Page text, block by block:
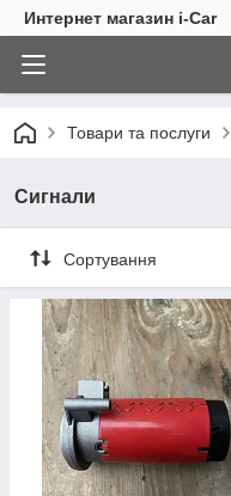
Интернет магазин i-Car
Товари та послуги
Сигнали
Сортування